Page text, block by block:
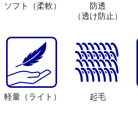
ソフト （柔軟）
防透
（透け防止）
軽量 （ライト） 起毛